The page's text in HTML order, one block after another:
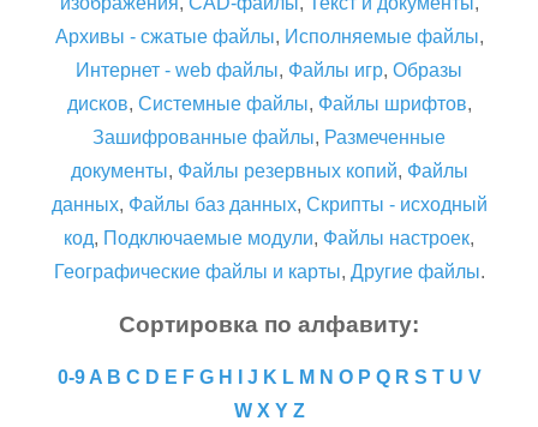
Архивы - сжатые файлы, Исполняемые файлы,
Интернет - web файлы, Файлы игр, Образы
дисков, Системные файлы, Файлы шрифтов,
Зашифрованные файлы, Размеченные
документы, Файлы резервных копий, Файлы
данных, Файлы баз данных, Скрипты - исходный
код, Подключаемые модули, Файлы настроек,
Географические файлы и карты, Другие файлы.
Сортировка по алфавиту:
0-9 A B C D E F G H J K L M N O P Q R S T U V
W X Y Z